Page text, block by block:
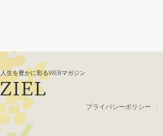
人生を豊かに彩るWEBマガジン
プライバシーポリシー